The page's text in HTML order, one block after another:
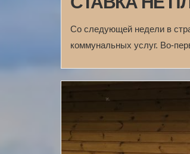
Со следующей недели в
коммунальных услуг. Во-